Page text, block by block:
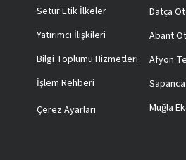
Setur Etik İlkeler
Yatırımcı İlişkileri
Bilgi Toplumu Hizmetleri
İşlem Rehberi
Çerez Ayarları
Datça
Abant
Afyon
Muğla